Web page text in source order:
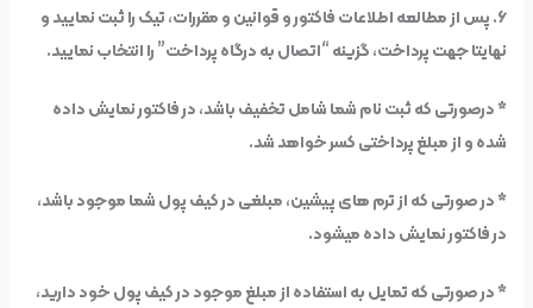
۶. پس از مطالعه اطلاعات فاکتور و قوانین و مقررات، تیک را ثبت نمایید و
نهایتا جهت پرداخت، گزینه “اتصال به درگاه پرداخت” را انتخاب نمایید.
* درصورتی که ثبت نام شما شامل تخفیف باشد، در فاکتور نمایش داده
شده و از مبلغ پرداختی کسر خواهد شد.
* در صورتی که از ترم های پیشین، مبلغی در کیف پول شما موجود باشد،
در فاکتور نمایش داده میشود.
* در صورتی که تمایل به استفاده از مبلغ موجود در کیف پول خود دارید،